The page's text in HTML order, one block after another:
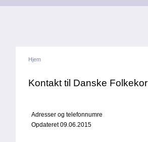
Hjem
Kontakt til Danske Folkekor
Adresser og telefonnumre
Opdateret 09.06.2015